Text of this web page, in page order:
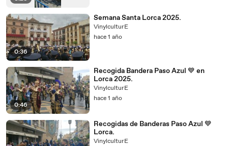
0:36
Semana Santa Lorca 2025.
VinylculturE
hace 1 año
0:46
Recogida Bandera Paso Azul 💙 en
Lorca 2025.
VinylculturE
hace 1 año
Recogidas de Banderas Paso Azul 💙
Lorca.
VinylculturE